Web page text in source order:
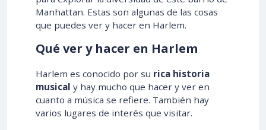
Manhattan. Estas son algunas de las cosas
que puedes ver y hacer en Harlem.
Qué ver y hacer en Harlem
Harlem es conocido por su rica historia
musical y hay mucho que hacer y ver en
cuanto a música se refiere. También hay
varios lugares de interés que visitar.